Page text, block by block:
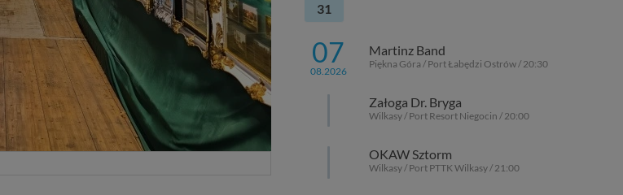
31
07
08.2026
Martinz Band
Piękna Góra / Port Łabędzi Ostrów / 20:30
Załoga Dr. Bryga
Wilkasy / Port Resort Niegocin / 20:00
OKAW Sztorm
Wilkasy / Port PTTK Wilkasy / 21:00